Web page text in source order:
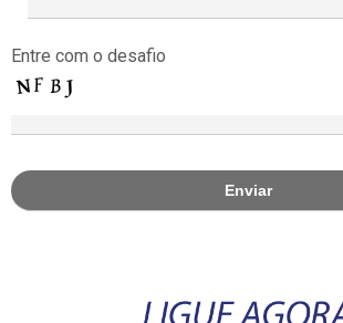
Entre com o desafio